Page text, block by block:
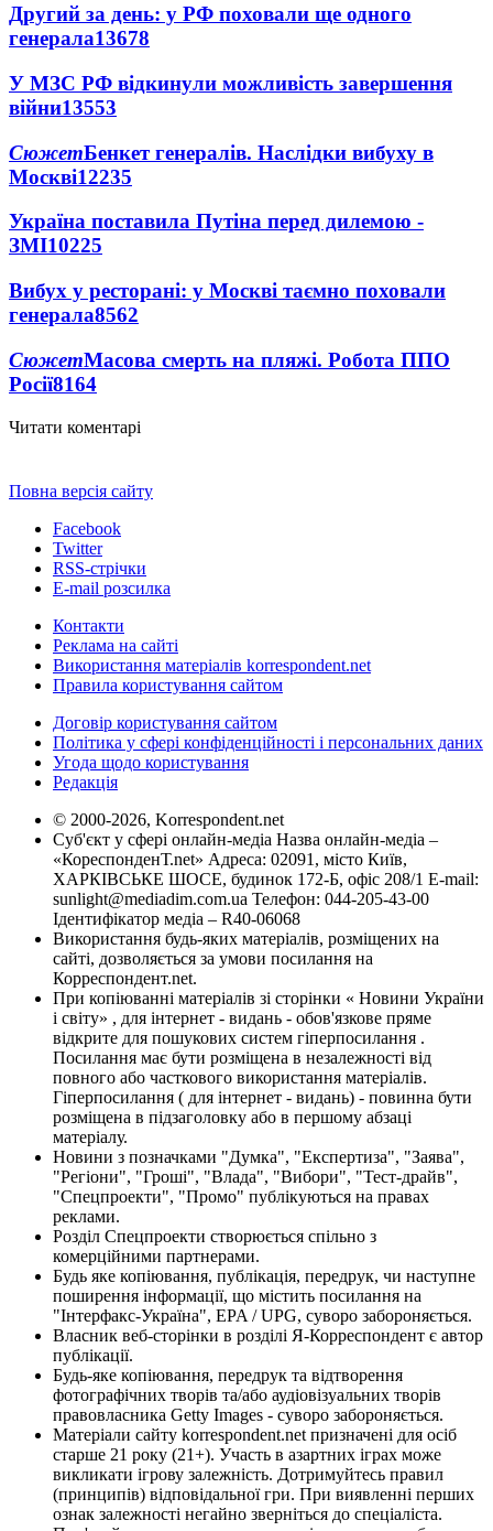
Другий за день: у РФ поховали ще одного
генерала13678
У МЗС РФ відкинули можливість завершення
війни13553
СюжетБенкет генералів. Наслідки вибуху в
Москві12235
Україна поставила Путіна перед дилемою -
ЗМІ10225
Вибух у ресторані: у Москві таємно поховали
генерала8562
СюжетМасова смерть на пляжі. Робота ППО
Росії8164
Читати коментарі
Повна версія сайту
Facebook
Twitter
RSS-стрічки
E-mail розсилка
Контакти
Реклама на сайті
Використання матеріалів korrespondent.net
Правила користування сайтом
Договір користування сайтом
Політика у сфері конфіденційності і персональних даних
Угода щодо користування
Редакція
© 2000-2026, Korrespondent.net
Суб'єкт у сфері онлайн-медіа Назва онлайн-медіа –
«КореспонденТ.net» Адреса: 02091, місто Київ,
ХАРКІВСЬКЕ ШОСЕ, будинок 172-Б, офіс 208/1 E-mail:
sunlight@mediadim.com.ua Телефон: 044-205-43-00
Ідентифікатор медіа – R40-06068
Використання будь-яких матеріалів, розміщених на
сайті, дозволяється за умови посилання на
Корреспондент.net.
При копіюванні матеріалів зі сторінки « Новини України
і світу» , для інтернет - видань - обов'язкове пряме
відкрите для пошукових систем гіперпосилання .
Посилання має бути розміщена в незалежності від
повного або часткового використання матеріалів.
Гіперпосилання ( для інтернет - видань) - повинна бути
розміщена в підзаголовку або в першому абзаці
матеріалу.
Новини з позначками "Думка", "Експертиза", "Заява",
"Регіони", "Гроші", "Влада", "Вибори", "Тест-драйв",
"Спецпроекти", "Промо" публікуються на правах
реклами.
Розділ Спецпроекти створюється спільно з
комерційними партнерами.
Будь яке копіювання, публікація, передрук, чи наступне
поширення інформації, що містить посилання на
"Інтерфакс-Україна", EPA / UPG, суворо забороняється.
Власник веб-сторінки в розділі Я-Корреспондент є автор
публікації.
Будь-яке копіювання, передрук та відтворення
фотографічних творів та/або аудіовізуальних творів
правовласника Getty Images - суворо забороняється.
Матеріали сайту korrespondent.net призначені для осіб
старше 21 року (21+). Участь в азартних іграх може
викликати ігрову залежність. Дотримуйтесь правил
(принципів) відповідальної гри. При виявленні перших
ознак залежності негайно зверніться до спеціаліста.